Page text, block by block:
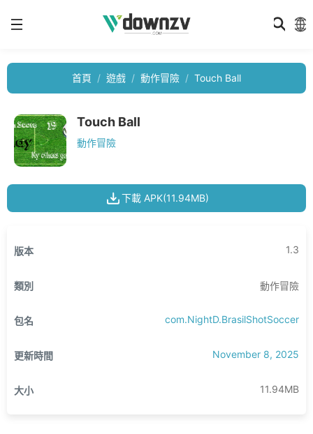
首頁 遊戲 動作冒險 Touch Ball
Touch Ball
動作冒險
下載 APK(11.94MB)
版本 1.3
類別 動作冒險
包名 com.NightD.BrasilShotSoccer
更新時間 November 8, 2025
大小 11.94MB